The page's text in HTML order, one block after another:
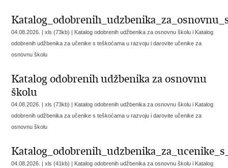
04.08.2026. | xls (73kb) | Katalog odobrenih udžbenika za osnovnu školu i Katalog
odobrenih udžbenika za učenike s teškoćama u razvoju i darovite učenike za
osnovnu školu
Katalog odobrenih udžbenika za osnovnu
školu
04.08.2026. | xls (73kb) | Katalog odobrenih udžbenika za osnovnu školu i Katalog
odobrenih udžbenika za učenike s teškoćama u razvoju i darovite učenike za
osnovnu školu
04.08.2026. | xls (41kb) | Katalog odobrenih udžbenika za osnovnu školu i Katalog